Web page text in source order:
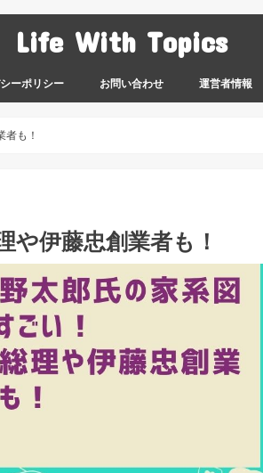
Life With Topics
ーポリシー お問い合わせ 運営者情報
者も！
や伊藤忠創業者も！